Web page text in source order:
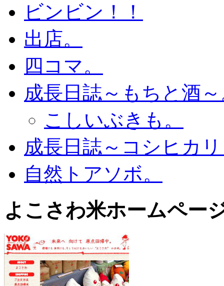
ビンビン！！
出店。
四コマ。
成長日誌～もちと酒
こしいぶきも。
成長日誌～コシヒカ
自然トアソボ。
よこさわ米ホームペー